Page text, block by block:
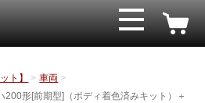
ト】
車両
200形[前期型]（ボディ着色済みキット）＋